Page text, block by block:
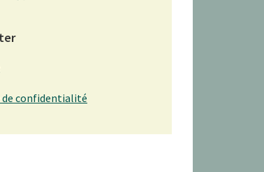
confidentialité